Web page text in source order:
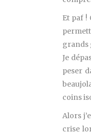
Et paf !
grands
Je
peser
coins
Alors
crise